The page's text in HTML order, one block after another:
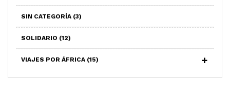
SIN CATEGORÍA (3)
SOLIDARIO (12)
VIAJES POR ÁFRICA (15)